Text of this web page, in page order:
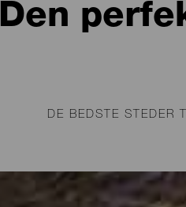
Den
DE BEDSTE STEDER